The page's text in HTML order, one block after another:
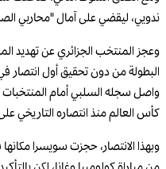
ندويي، ليقضي على آمال "محاربي
وعجز المنتخب الجزائري عن تهديد
البطولة من دون تحقيق أول انتصار في
واصل سجله السلبي أمام المنتخبات
كأس العالم منذ انتصاره التاريخي على
وبهذا الانتصار، حجزت سويسرا